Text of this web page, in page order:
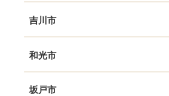
吉川市
和光市
坂戸市